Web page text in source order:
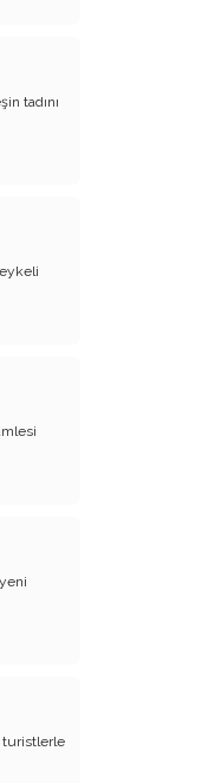
tadını
turistlerle